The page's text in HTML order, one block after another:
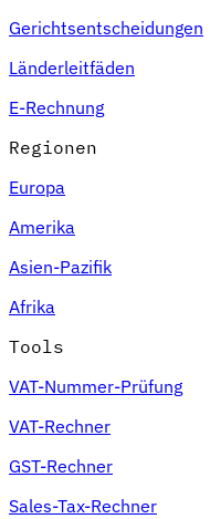
Gerichtsentscheidungen
Länderleitfäden
E-Rechnung
Regionen
Europa
Amerika
Asien-Pazifik
Afrika
Tools
VAT-Nummer-Prüfung
VAT-Rechner
GST-Rechner
Sales-Tax-Rechner